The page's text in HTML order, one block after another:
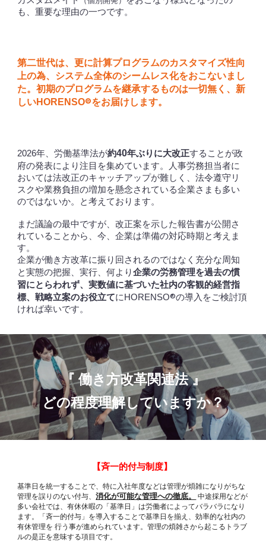
も、重要な理由の一つです。
第二世代は、更に計算プログラムのカスタマイズ性向
上の為、システム全体のシームレス化をおこないまし
た。初期のプログラムを継承するものは一切無く、新
しいHORENSO®をお届けします。
2026年、労働基準法が約40年ぶりに大改正することが政
府の発表により注目を集めています。人事労務担当者に
おいては法改正のキャッチアップが難しく、法令遵守リ
スクや業務負担の増加を懸念されている企業さまも多い
のではないか。と考えております。
まだ議論の最中ですが、改正案を示した報告書が公開さ
れていることから、今、企業は準備の対応時期と考えま
す。
企業が働き方改革に振り回されるのではなく充分な周知
と実態の把握、実行、何より企業の労務管理を過去の慣
習にとらわれず、実数値に基づいた社内の客観的経営指
標、戦略立案のお役立てにHORENSO®の導入をご検討頂
ければ幸いです。
『 働き方改革関連法 』
どの程度理解していますか？
【斉一的付与制度】
基準日を統一することで、特に入社年度などは管理が煩雑になりがちな
管理を誤りのない付与、消化が可能な管理への徹底。
中途採用などが
多い会社では、有休休暇の「基準日」は労働者によってバラバラになり
ます。「斉一的付与」を導入することで基準日を揃え、効率的な社内の
有休管理を 行う事が進められています。管理の煩雑さから起こるトラブ
ルの是正を意味する項目です。